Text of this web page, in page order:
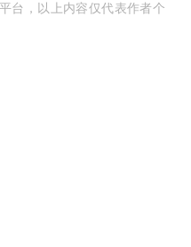
台，以上内容仅代表作者个